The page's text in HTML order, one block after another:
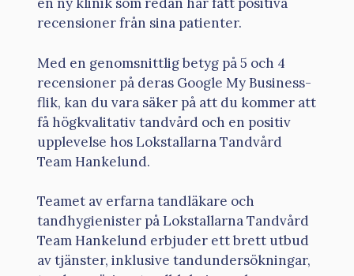
en ny klinik som redan har fått positiva
recensioner från sina patienter.
Med en genomsnittlig betyg på 5 och 4
recensioner på deras Google My Business-
flik, kan du vara säker på att du kommer att
få högkvalitativ tandvård och en positiv
upplevelse hos Lokstallarna Tandvård
Team Hankelund.
Teamet av erfarna tandläkare och
tandhygienister på Lokstallarna Tandvård
Team Hankelund erbjuder ett brett utbud
av tjänster, inklusive tandundersökningar,